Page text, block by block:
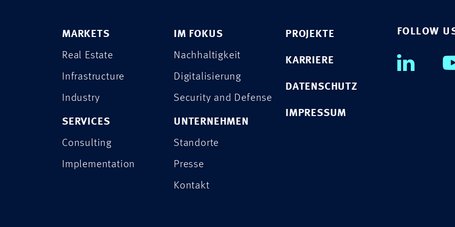
MARKETS
Real Estate
Infrastructure
Industry
SERVICES
Consulting
Implementation
IM FOKUS
Nachhaltigkeit
Digitalisierung
Security and Defense
UNTERNEHMEN
Standorte
Presse
Kontakt
PROJEKTE
KARRIERE
DATENSCHUTZ
IMPRESSUM
FOLLOW